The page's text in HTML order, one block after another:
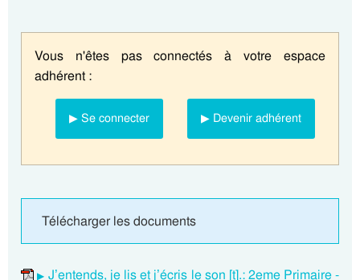
Vous n'êtes pas connectés à votre espace
adhérent :
▶ Se connecter ▶ Devenir adhérent
Télécharger les documents
J’entends, je lis et j’écris le son [t].: 2eme Primaire -